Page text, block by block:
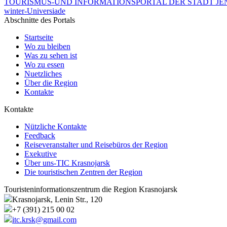
winter-Universiade
Abschnitte des Portals
Startseite
Wo zu bleiben
Was zu sehen ist
Wo zu essen
Nuetzliches
Über die Region
Kontakte
Kontakte
Nützliche Kontakte
Feedback
Reiseveranstalter und Reisebüros der Region
Exekutive
Über uns-TIC Krasnojarsk
Die touristischen Zentren der Region
Touristeninformationszentrum die Region Krasnojarsk
Krasnojarsk, Lenin Str., 120
+7 (391) 215 00 02
itc.krsk@gmail.com